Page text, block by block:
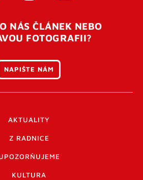
NÁS ČLÁNEK NEBO
FOTOGRAFII?
NAPIŠTE NÁM
AKTUALITY
Z RADNICE
KULTURA